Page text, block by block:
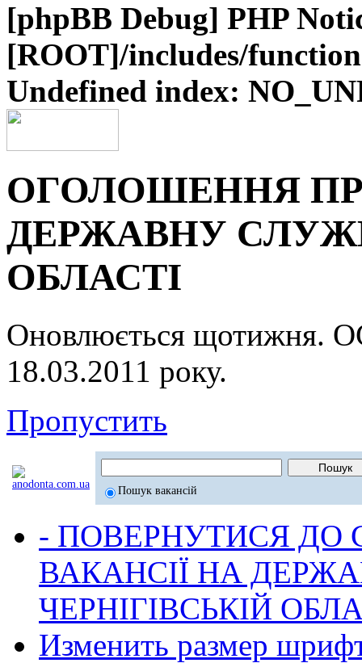
[phpBB Debug] PHP
[ROOT]/includes/
Undefined index:
ОГОЛОШЕННЯ
ДЕРЖАВНУ
ОБЛАСТІ
Оновлюється
18.03.2011 року.
Пропустить
Пошук вакансій
- ПОВЕРНУТИСЯ ДО
ВАКАНСІЇ НА
ЧЕРНІГІВСЬКІЙ
Изменить размер